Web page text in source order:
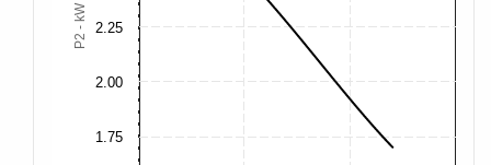
P2 - kW
2.00
1.75
2.25